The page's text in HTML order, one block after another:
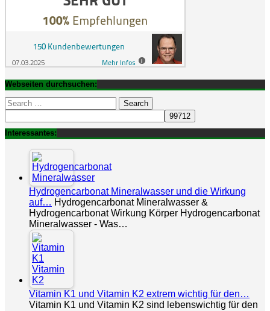
Webseiten durchsuchen:
Search
for:
Interessantes:
Hydrogencarbonat Mineralwasser und die Wirkung
auf… Hydrogencarbonat Mineralwasser &
Hydrogencarbonat Wirkung Körper Hydrogencarbonat
Mineralwasser - Was…
Vitamin K1 und Vitamin K2 extrem wichtig für den…
Vitamin K1 und Vitamin K2 sind lebenswichtig für den